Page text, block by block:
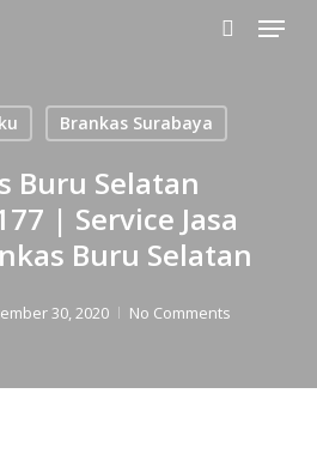
Menu
Brankas Surabaya
Buru Selatan
| Service Jasa
Buru Selatan
30, 2020 No Comments